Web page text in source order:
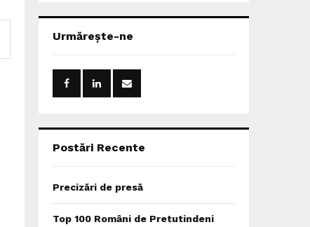
h
o
:
Urmărește-ne
Postări Recente
Precizări de presă
Top 100 Români de Pretutindeni